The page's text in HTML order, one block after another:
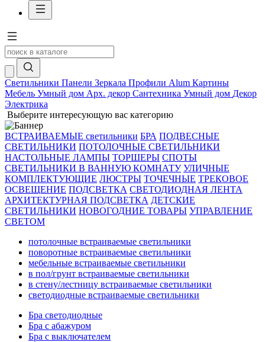
Светильники Панели Зеркала Профили Alum Картины
Мебель Умный дом Арх. декор Сантехника Умный дом Декор
Электрика
Выберите интересующую вас категорию
ВСТРАИВАЕМЫЕ светильники БРА ПОДВЕСНЫЕ
СВЕТИЛЬНИКИ ПОТОЛОЧНЫЕ СВЕТИЛЬНИКИ
НАСТОЛЬНЫЕ ЛАМПЫ ТОРШЕРЫ СПОТЫ
СВЕТИЛЬНИКИ В ВАННУЮ КОМНАТУ УЛИЧНЫЕ
КОМПЛЕКТУЮЩИЕ ЛЮСТРЫ ТОЧЕЧНЫЕ ТРЕКОВОЕ
ОСВЕЩЕНИЕ ПОДСВЕТКА СВЕТОДИОДНАЯ ЛЕНТА
АРХИТЕКТУРНАЯ ПОДСВЕТКА ДЕТСКИЕ
СВЕТИЛЬНИКИ НОВОГОДНИЕ ТОВАРЫ УПРАВЛЕНИЕ
СВЕТОМ
потолочные встраиваемые светильники
поворотные встраиваемые светильники
мебельные встраиваемые светильники
в пол/грунт встраиваемые светильники
в стену/лестницу встраиваемые светильники
светодиодные встраиваемые светильники
Бра светодиодные
Бра с абажуром
Бра с выключателем